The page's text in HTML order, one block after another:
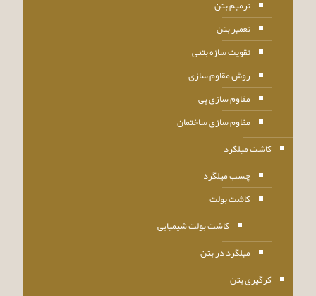
ترمیم بتن
تعمیر بتن
تقویت سازه بتنی
روش مقاوم سازی
مقاوم سازی پی
مقاوم سازی ساختمان
کاشت میلگرد
چسب میلگرد
کاشت بولت
کاشت بولت شیمیایی
میلگرد در بتن
کرگیری بتن